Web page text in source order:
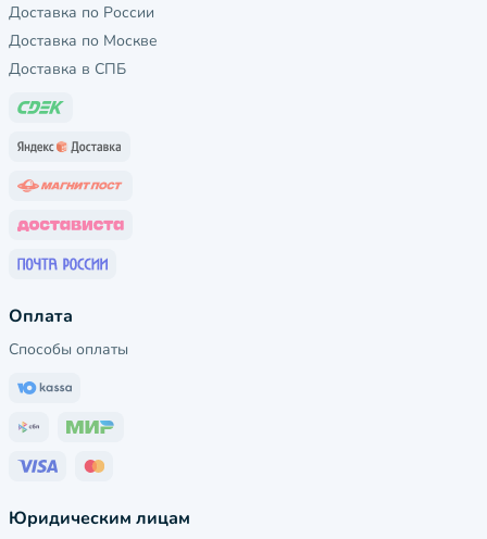
Доставка по России
Доставка по Москве
Доставка в СПБ
Оплата
Способы оплаты
Юридическим лицам